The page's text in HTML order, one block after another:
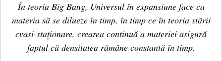
În teoria Big Bang, Universul în expansiune face ca
materia să se dilueze în timp, în timp ce în teoria stării
cvasi-staționare, crearea continuă a materiei asigură
faptul că densitatea rămâne constantă în timp.